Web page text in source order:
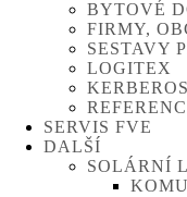
BYTOVÉ
FIRMY,
SESTAVY
LOGITEX
KERBEROS
SERVIS FVE
DALŠÍ
SOLÁRNÍ